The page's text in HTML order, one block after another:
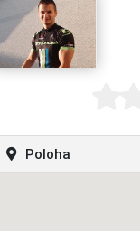
Poloha